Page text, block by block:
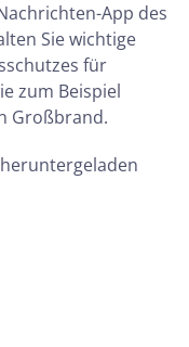
App des
Sie wichtige
für
zum Beispiel
Großbrand.
heruntergeladen